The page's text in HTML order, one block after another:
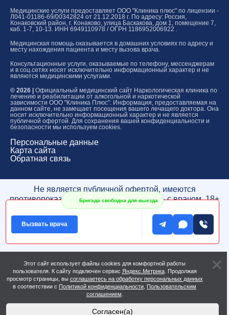
Медицинские услуги предоставляет ООО "Клиника плюс" по лицензии -
Л041-01186-69/00342824 от 21.12.2018 г. По адресу: Россия,
Конаковский район, г. Конаково, улица Баскакова, дом 1, помещение 7,
каб. 1-7, 10-13. ИНН 6949110978 / ОГРН 1186952006922 .
Медицинская помощь оказывается в домашних условиях по адресу и
месту нахождения пациента и месту вызова врача.
Консультационные услуги, оказываемые по телефону, мессенджерам
и в соц.сетях носят исключительно информационный характер и не
являются медицинскими услугами.
© 2026 | Официальный медицинский сайт Наркологическая клиника по
лечению и реабилитации от алкогольной и наркотической
зависимости ООО "Клиника Плюс". Информация, предоставляемая на
данном сайте, не замещает посещения вашего лечащего доктора. Она
носит исключительно информационный характер и не является
публичной офертой. Для сохранения вашей конфиденциальности и
безопасности мы используем cookies.
Персональные данные
Карта сайта
Обратная связь
Не является публичной офертой, имеются
противопоказания, проконсультируйтесь с врачом. 18+
* Медицинская деятельность оказывается по адресу
Этот сайт использует файлы cookies для комфортной работы
пользователя. К сайту подключен сервис Яндекс.Метрика. Продолжая
просмотр страницы, вы соглашаетесь на обработку персональных данных
в соответствии с Политикой конфиденциальности Пользовательским
соглашением
Согласен(а)
Бригада свободна для выезда
Вызвать врача